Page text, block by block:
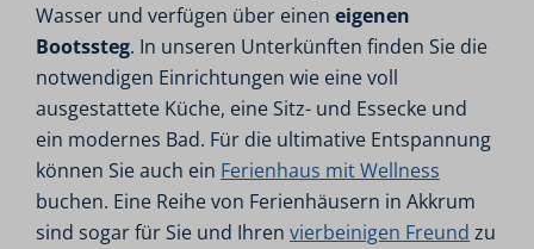
Wasser und verfügen über eineneigenen
Bootssteg. In unseren Unterkünften finden Sie die
notwendigen Einrichtungen wie eine voll
ausgestattete Küche, eine Sitz- und Essecke und
ein modernes Bad. Für die ultimative Entspannung
können Sie auch ein Ferienhaus mit Wellness
buchen. Eine Reihe von Ferienhäusern in Akkrum
sind sogar für Sie und Ihrenvierbeinigen Freund zu